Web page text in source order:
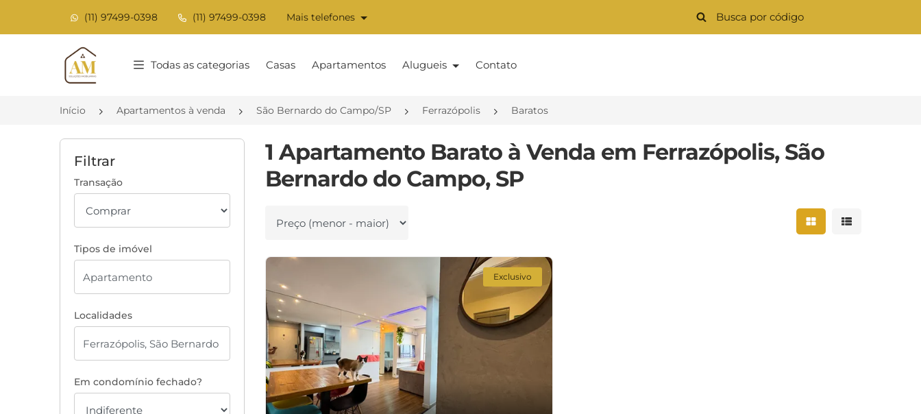
(11) 97499-0398 (11) 97499-0398 Mais telefones
Página inicial
Todas as categorias Casas Apartamentos Alugueis Contato
Início Apartamentos à venda São Bernardo do Campo/SP Ferrazópolis Baratos
Filtrar
Transação
Tipos de imóvel
Localidades
Em condomínio fechado?
1 Apartamento Barato à Venda em Ferrazópolis, São
Bernardo do Campo, SP
Ordenar por Mostrar resultados
Mostrar
Exclusivo